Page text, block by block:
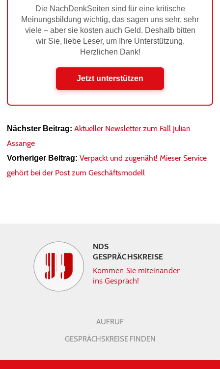
Die NachDenkSeiten sind für eine kritische
Meinungsbildung wichtig, das sagen uns sehr, sehr
viele – aber sie kosten auch Geld. Deshalb bitten
wir Sie, liebe Leser, um Ihre Unterstützung.
Herzlichen Dank!
Jetzt unterstützen
Nächster Beitrag: Aktueller Newsletter zum Fall Julian
Assange
Vorheriger Beitrag: Verpackt und zugenäht! Mieser Service
gehört bei der Post zum Geschäftsmodell
NDS
GESPRÄCHSKREISE
Kommen Sie miteinander
ins Gespräch!
AUFRUF
GESPRÄCHSKREISE FINDEN